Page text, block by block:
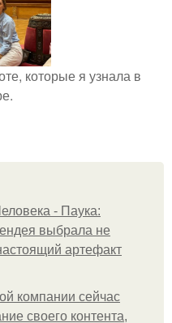
которые я узнала в
- Паука:
выбрала не
артефакт
компании сейчас
своего контента,